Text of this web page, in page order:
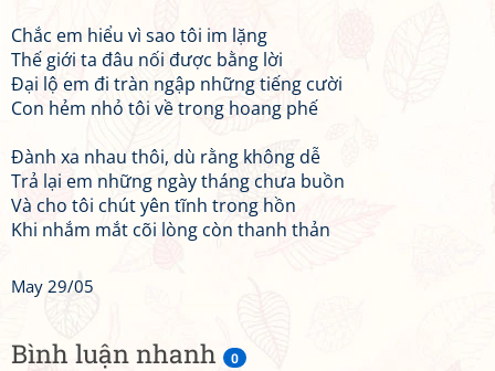
Bình luận nhanh 0
Chắc em hiểu vì sao tôi im lặng
Thế giới ta đâu nối được bằng lời
Đại lộ em đi tràn ngập những tiếng cười
Con hẻm nhỏ tôi về trong hoang phế
Đành xa nhau thôi, dù rằng không dễ
Trả lại em những ngày tháng chưa buồn
Và cho tôi chút yên tĩnh trong hồn
Khi nhắm mắt cõi lòng còn thanh thản
May 29/05